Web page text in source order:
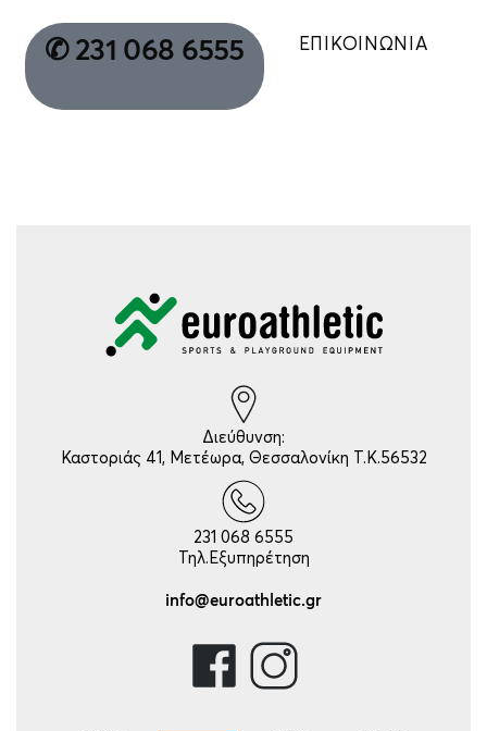
✆ 231 068 6555 ΕΠΙΚΟΙΝΩΝΙΑ
Διεύθυνση:
Καστοριάς 41, Μετέωρα, Θεσσαλονίκη Τ.Κ.56532
231 068 6555
Τηλ.Εξυπηρέτηση
info@euroathletic.gr